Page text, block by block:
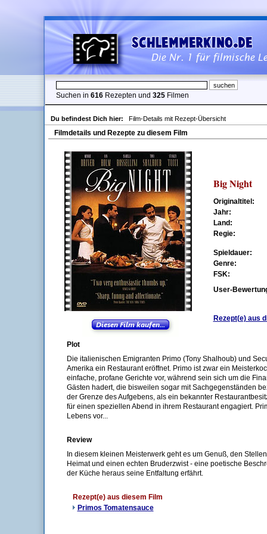
Suchen in 616 Rezepten und 325 Filmen
Du befindest Dich hier: Film-Details mit Rezept-Übersicht
Filmdetails und Rezepte zu diesem Film
Big Night
Originaltitel:
Jahr:
Land:
Regie:
Spieldauer:
Genre:
FSK:
User-
Rezept(e) aus
Plot
Die italienischen Emigranten Primo (Tony Shalhoub) und
Amerika ein Restaurant eröffnet. Primo ist zwar ein
einfache, profane Gerichte vor, während sein sich um die
Gästen hadert, die bisweilen sogar mit Sachgegenständen
der Grenze des Aufgebens, als ein bekannter
für einen speziellen Abend in ihrem Restaurant engagiert.
Lebens vor...
Review
In diesem kleinen Meisterwerk geht es um Genuß, den
Heimat und einen echten Bruderzwist - eine poetische
der Küche heraus seine Entfaltung erfährt.
Rezept(e) aus diesem Film
Primos Tomatensauce